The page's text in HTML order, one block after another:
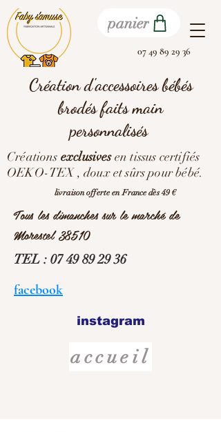
panier
livraison offerte en France dès 49 €
07 49 89 29 36
Tous les dimanches sur le marché de
Morestel 38510
facebook
TEL : 07 49 89 29 36
Création d'accessoires bébés
brodés faits main
personnalisés
instagram
Créations exclusivesen tissus certifiés
OEKO-TEX , doux et sûrs pour bébé.
accueil